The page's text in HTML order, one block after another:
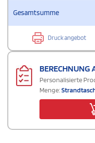
Gesamtsumme
Druck angebot
BERECHNUNG
Personalisierte
Menge: